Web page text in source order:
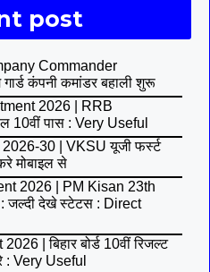
post
Commander
कंपनी कमांडर बहाली शुरू
2026 | RRB
10वीं पास : Very Useful
30 | VKSU यूजी फर्स्ट
मोबाइल से
2026 | PM Kisan 23th
जल्दी देखे स्टेटस : Direct
| बिहार बोर्ड 10वीं रिजल्ट
: Very Useful